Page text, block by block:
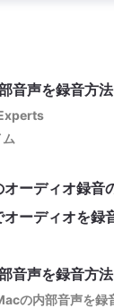
音声を録音方法
ーディオ録音
ーディオを録
音声を録音方
の内部音声を録